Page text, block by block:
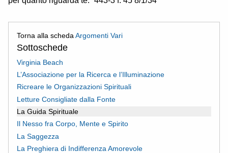
Torna alla scheda Argomenti Vari
Sottoschede
Virginia Beach
L’Associazione per la Ricerca e l’Illuminazione
Ricreare le Organizzazioni Spirituali
Letture Consigliate dalla Fonte
La Guida Spirituale
Il Nesso fra Corpo, Mente e Spirito
La Saggezza
La Preghiera di Indifferenza Amorevole